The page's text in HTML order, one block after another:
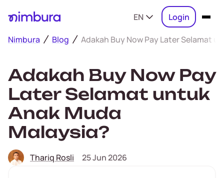
EN Login
Nimbura Blog Adakah Buy Now Pay Later Selamat
Adakah Buy Now Pay
Later Selamat untuk
Anak Muda
Malaysia?
Thariq Rosli 25 Jun 2026